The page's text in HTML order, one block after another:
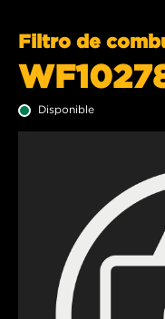
Filtro de
Disponible